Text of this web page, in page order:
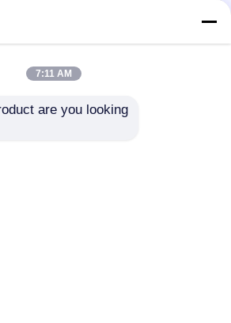
İçin
Enerjili Yay Yağ Keçesi
7:11 AM
are you looking